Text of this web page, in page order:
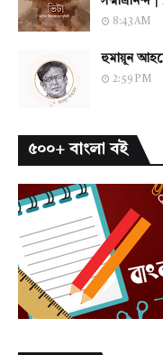
8:43 AM
হুমায়ূন
2:59 PM
৫০০+ বাংলা বই